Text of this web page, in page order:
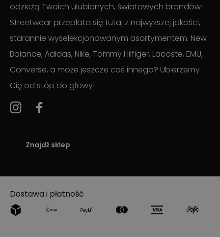
odzieżą Twoich ulubionych, światowych brandów!
Streetwear przeplata się tutaj z najwyższej jakości,
starannie wyselekcjonowanym asortymentem. New
Balance, Adidas, Nike, Tommy Hilfiger, Lacoste, EMU,
Converse, a może jeszcze coś innego? Ubierzemy
Cię od stóp do głowy!
Znajdź sklep
Dostawa i płatność